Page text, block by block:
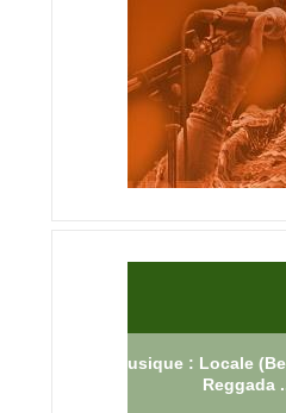
Musique : Locale
Reggada